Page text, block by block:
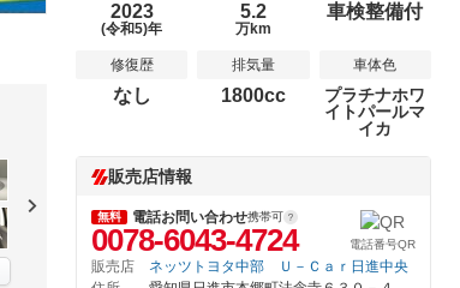
2023
(令和5)年
5.2
万km
車検整備付
修復歴
なし
排気量
1800cc
車体色
プラチナホワ
イトパールマ
イカ
販売店情報
無料 電話お問い合わせ携帯可
0078-6043-4724 電話番号QR
販売店
ネッツトヨタ中部 Ｕ－Ｃａｒ日進中央